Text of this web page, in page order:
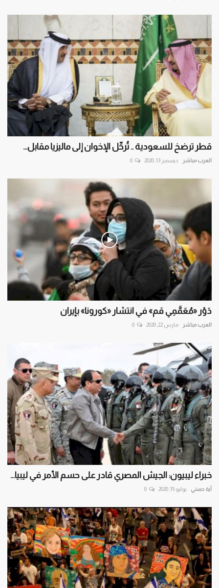
قطر ترضخ للسعودية .. تُرحِّل الإخوان إلى ماليزيا مقابل...
العرب مباشر ديسمبر 13, 2020 0
دَوْر «مُعَمَّمِي قم» في انتشار «كورونا» بإيران
العرب مباشر مارس 22, 2020 0
خبراء ليبيون: الجيش المصري قادر على حسم الأمر في ليبيا...
آية حسني يوليو 15, 2020 0